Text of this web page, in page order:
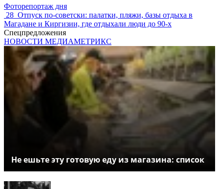
Фоторепортаж дня
28 Отпуск по‑советски: палатки, пляжи, базы отдыха в
Магадане и Киргизии, где отдыхали люди до 90-х
Спецпредложения
НОВОСТИ МЕДИАМЕТРИКС
Не ешьте эту готовую еду из магазина: список